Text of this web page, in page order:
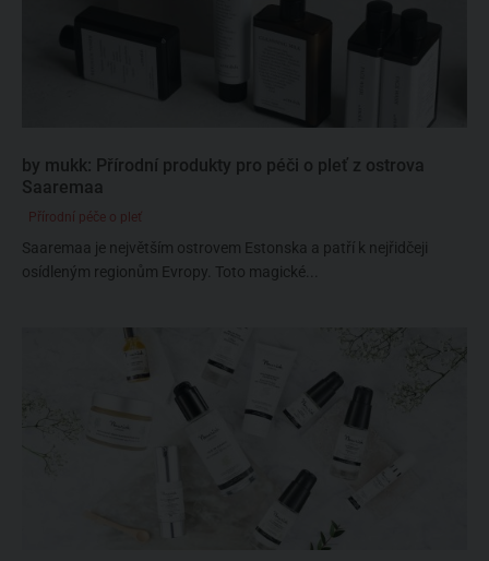
by mukk: Přírodní produkty pro péči o pleť z ostrova
Saaremaa
Přírodní péče o pleť
Saaremaa je největším ostrovem Estonska a patří k nejřidčeji
osídleným regionům Evropy. Toto magické...